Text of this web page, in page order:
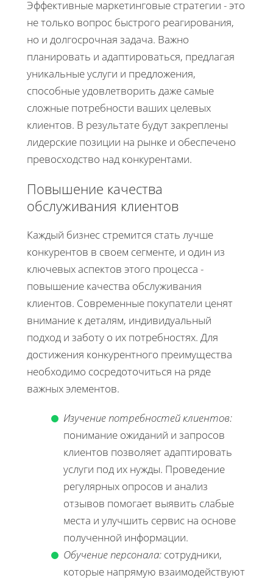
Эффективные маркетинговые стратегии - это
не только вопрос быстрого реагирования,
но и долгосрочная задача. Важно
планировать и адаптироваться, предлагая
уникальные услуги и предложения,
способные удовлетворить даже самые
сложные потребности ваших целевых
клиентов. В результате будут закреплены
лидерские позиции на рынке и обеспечено
превосходство над конкурентами.
Повышение качества
обслуживания клиентов
Каждый бизнес стремится стать лучше
конкурентов в своем сегменте, и один из
ключевых аспектов этого процесса -
повышение качества обслуживания
клиентов. Современные покупатели ценят
внимание к деталям, индивидуальный
подход и заботу о их потребностях. Для
достижения конкурентного преимущества
необходимо сосредоточиться на ряде
важных элементов.
Изучение потребностей клиентов:
понимание ожиданий и запросов
клиентов позволяет адаптировать
услуги под их нужды. Проведение
регулярных опросов и анализ
отзывов помогает выявить слабые
места и улучшить сервис на основе
полученной информации.
Обучение персонала: сотрудники,
которые напрямую взаимодействуют